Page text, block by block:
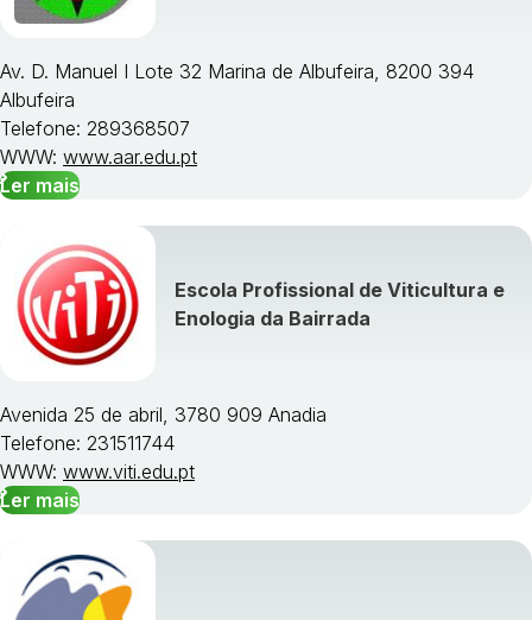
Av. D. Manuel I Lote 32 Marina de Albufeira, 8200 394
Albufeira
Telefone: 289368507
WWW: www.aar.edu.pt
Ler mais
Escola Profissional de Viticultura e
Enologia da Bairrada
Avenida 25 de abril, 3780 909 Anadia
Telefone: 231511744
WWW: www.viti.edu.pt
Ler mais